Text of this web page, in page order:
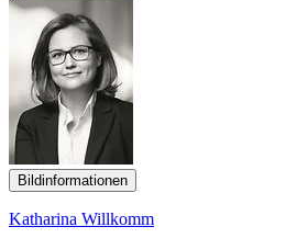
Bildinformationen
Katharina Willkomm